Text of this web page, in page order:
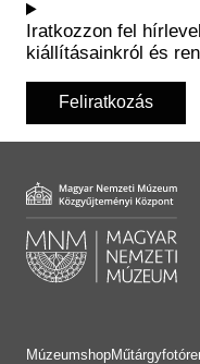
Iratkozzon fel
kiállításainkról és
Feliratkozás
Múzeumshop